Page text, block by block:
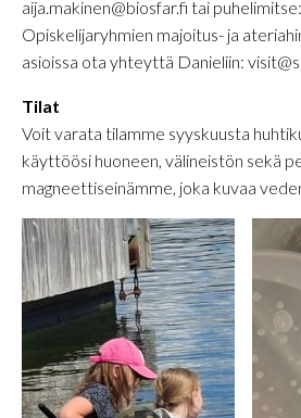
aija.makinen@biosfar.fi tai
Opiskelijaryhmien majoitus- ja
asioissa ota yhteyttä Danieliin:
Tilat
Voit varata tilamme syyskuusta
käyttöösi huoneen, välineistön sekä
magneettiseinämme, joka kuvaa